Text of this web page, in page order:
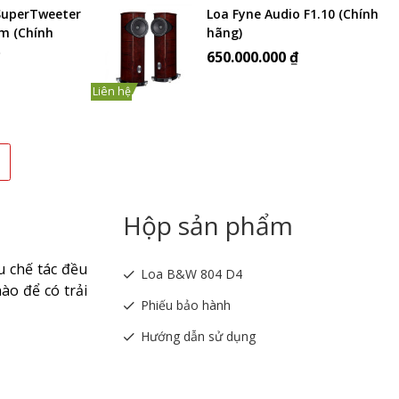
(Chính
Liên hệ
Loa Fyne Audio F1.10 (Chính
hãng)
650.000.000 ₫
chế tác đều
để có trải
Hộp sản phẩm
Loa B&W 804 D4
Phiếu bảo hành
Hướng dẫn sử dụng